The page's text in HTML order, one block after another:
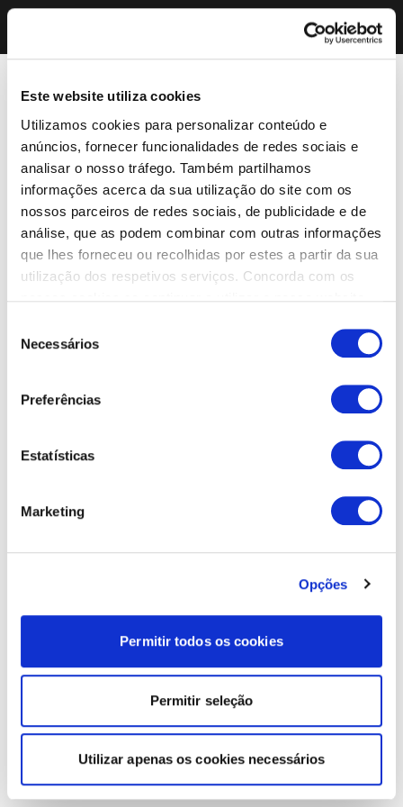
Este website utiliza cookies
Utilizamos cookies para personalizar conteúdo e
anúncios, fornecer funcionalidades de redes sociais e
analisar o nosso tráfego. Também partilhamos
informações acerca da sua utilização do site com os
nossos parceiros de redes sociais, de publicidade e de
análise, que as podem combinar com outras informações
que lhes forneceu ou recolhidas por estes a partir da sua
utilização dos respetivos serviços. Concorda com os
Necessários
Preferências
Estatísticas
Marketing
Opções
Permitir todos os cookies
Permitir seleção
Utilizar apenas os cookies necessários